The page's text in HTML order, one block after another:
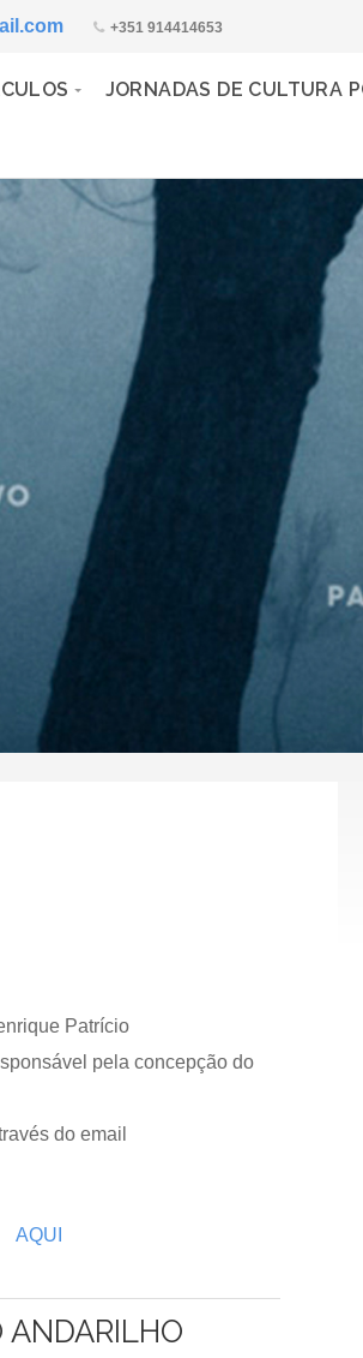
+351 914414653
JORNADAS DE CULTURA
Patrício
pela concepção do
do email
AQUI
ANDARILHO